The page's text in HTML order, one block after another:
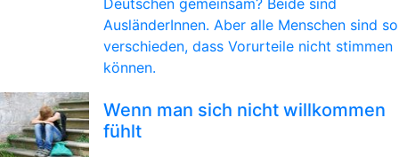
Deutschen gemeinsam? Beide sind
AusländerInnen. Aber alle Menschen sind so
verschieden, dass Vorurteile nicht stimmen
können.
Wenn man sich nicht willkommen
fühlt